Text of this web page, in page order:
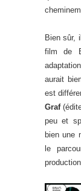
Bien sûr,
film de
aurait
est
Graf
peu et
bien une
le